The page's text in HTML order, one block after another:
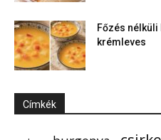
Főzés
krémleves
Címkék